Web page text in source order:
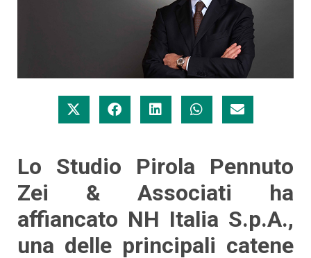
Lo Studio Pirola Pennuto
Zei & Associati ha
affiancato NH Italia S.p.A.,
una delle principali catene